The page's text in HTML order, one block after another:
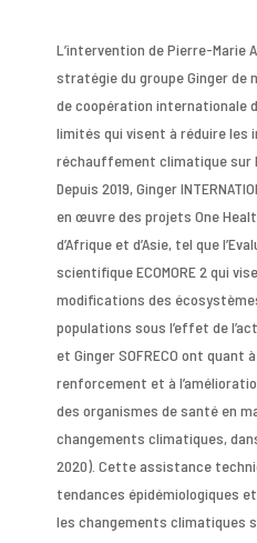
L’intervention de Pierre-Marie
stratégie du groupe Ginger de
de coopération internationale
limités qui visent à réduire les
réchauffement climatique sur
Depuis 2019, Ginger
en œuvre des projets One
d’Afrique et d’Asie, tel que
scientifique ECOMORE 2 qui
modifications des
populations sous l’effet de
et Ginger SOFRECO ont quant
renforcement et à
des organismes de santé en
changements climatiques,
2020). Cette assistance
tendances épidémiologiques
les changements climatiques